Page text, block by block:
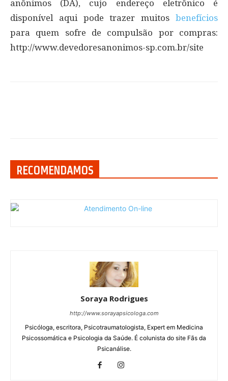
anônimos (DA), cujo endereço eletrônico é
disponível aqui pode trazer muitos benefícios
para quem sofre de compulsão por compras:
http://www.devedoresanonimos-sp.com.br/site
RECOMENDAMOS
Soraya Rodrigues
http://www.sorayapsicologa.com
Psicóloga, escritora, Psicotraumatologista, Expert em Medicina
Psicossomática e Psicologia da Saúde. É colunista do site Fãs da
Psicanálise.